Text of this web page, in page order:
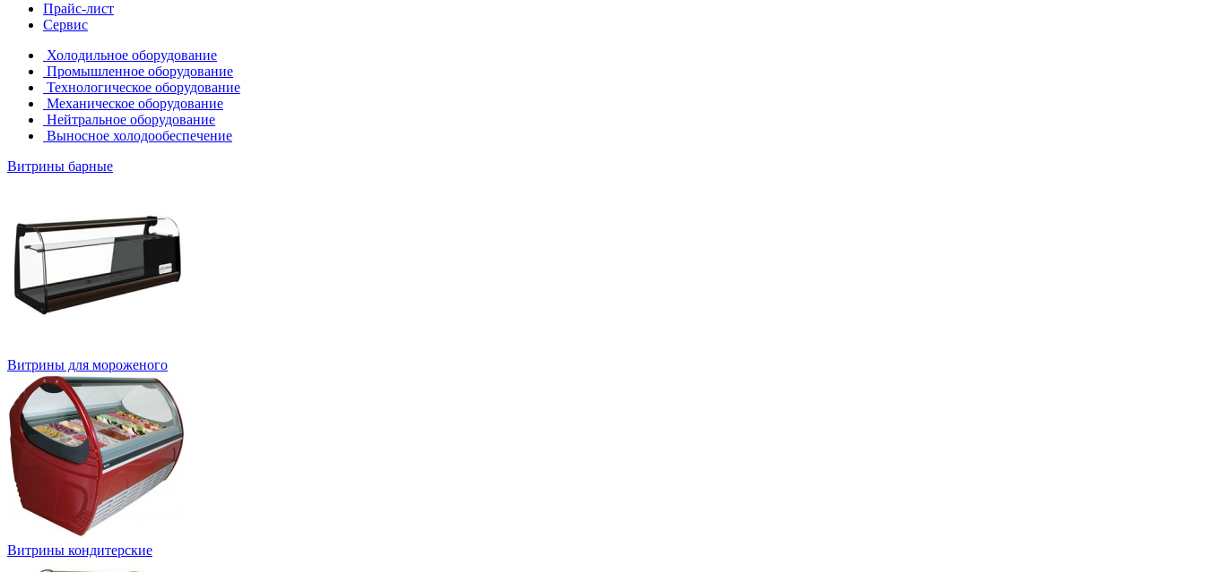
Прайс-лист
Сервис
Холодильное оборудование
Промышленное оборудование
Технологическое оборудование
Механическое оборудование
Нейтральное оборудование
Выносное холодообеспечение
Витрины барные
Витрины для мороженого
Витрины кондитерские